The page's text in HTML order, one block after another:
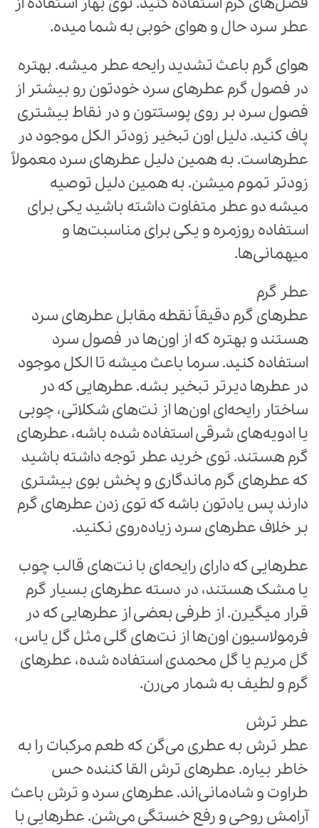
عطر سرد حال و هوای خوبی به شما میده.
هوای گرم باعث تشدید رایحه عطر میشه. بهتره
در فصول گرم عطرهای سرد خودتون رو بیشتر از
فصول سرد بر روی پوستتون و در نقاط بیشتری
پاف کنید. دلیل اون تبخیر زودتر الکل موجود در
عطرهاست. به همین دلیل عطرهای سرد معمولاً
زودتر تموم میشن. به همین دلیل توصیه
میشه دو عطر متفاوت داشته باشید یکی برای
استفاده روزمره و یکی برای مناسبت‌ها و
میهمانی‌ها.
عطر گرم
عطرهای گرم دقیقاً نقطه مقابل عطرهای سرد
هستند و بهتره که از اون‌ها در فصول سرد
استفاده کنید. سرما باعث میشه تا الکل موجود
در عطرها دیرتر تبخیر بشه. عطرهایی که در
ساختار رایحه‌ای اون‌ها از نت‌های شکلاتی، چوبی
یا ادویه‌‌های شرقی استفاده شده باشه، عطرهای
گرم هستند. توی خرید عطر توجه داشته باشید
که عطرهای گرم ماندگاری و پخش بوی بیشتری
دارند پس یادتون باشه که توی زدن عطرهای گرم
بر خلاف عطرهای سرد زیاده‌روی نکنید.
عطرهایی که دارای رایحه‌ای با نت‌های قالب چوب
یا مشک هستند، در دسته عطرهای بسیار گرم
قرار میگیرن. از طرفی بعضی از عطرهایی که در
فرمولاسیون اون‌ها از نت‌های گلی مثل گل یاس،
گل مریم یا گل محمدی استفاده شده، عطرهای
گرم و لطیف به شمار می‌رن.
عطر ترش
عطر ترش به عطری می‌گن که طعم مرکبات را به
خاطر بیاره. عطرهای ترش القا کننده حس
طراوت و شادمانی‌اند. عطرهای سرد و ترش باعث
آرامش روحی و رفع خستگی می‌شن. عطرهایی با